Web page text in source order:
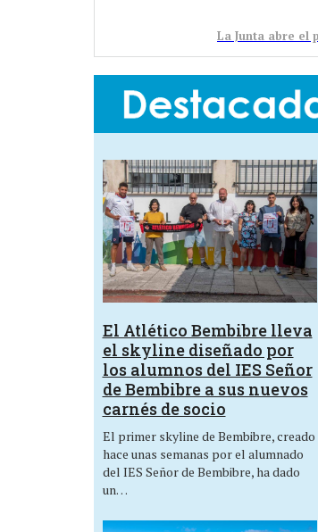
La Junta abre el
El Atlético Bembibre lleva
el skyline diseñado por
los alumnos del IES Señor
de Bembibre a sus nuevos
carnés de socio
El primer skyline de Bembibre, creado
hace unas semanas por el alumnado
del IES Señor de Bembibre, ha dado
un…